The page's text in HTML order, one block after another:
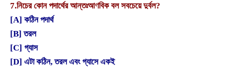
7.নিচের কোন পদার্থের আন্তঃআণবিক বল সবচেয়ে দুর্বল?
[A] কঠিন পদার্থ
[B] তরল
[C] গ্যাস
[D] এটা কঠিন, তরল এবং গ্যাসে একই